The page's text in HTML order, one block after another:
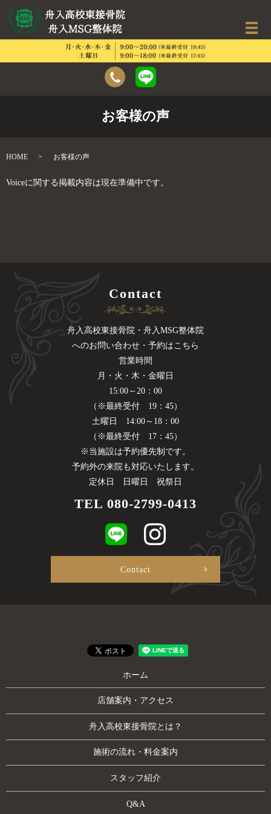
お客様の声
HOME お客様の声
Voiceに関する掲載内容は現在準備中です。
Contact
舟入高校東接骨院・舟入MSG整体院
へのお問い合わせ・予約はこちら
営業時間
月・火・木・金曜日
15:00～20：00
（※最終受付 19：45）
土曜日 14:00～18：00
（※最終受付 17：45）
※当施設は予約優先制です。
予約外の来院も対応いたします。
定休日 日曜日 祝祭日
TEL 080-2799-0413
Contact
ホーム
店舗案内・アクセス
舟入高校東接骨院とは？
施術の流れ・料金案内
スタッフ紹介
Q&A